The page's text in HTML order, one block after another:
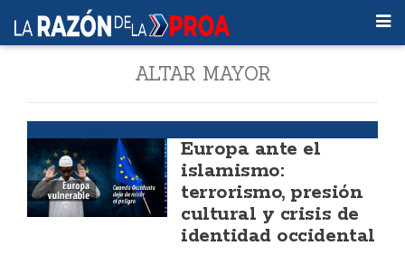
ALTAR MAYOR
Europa ante el
islamismo:
terrorismo, presión
cultural y crisis de
identidad occidental